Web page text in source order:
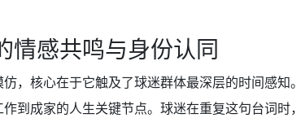
情感共鸣与身份认同
，核心在于它触及了球迷群体最深层的时间感知
到成家的人生关键节点。球迷在重复这句台词时